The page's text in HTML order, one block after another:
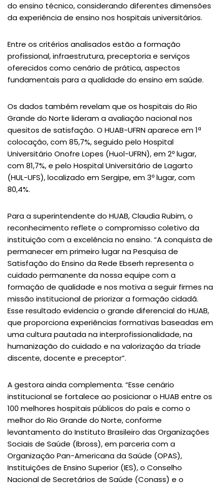
do ensino técnico, considerando diferentes dimensões
da experiência de ensino nos hospitais universitários.
Entre os critérios analisados estão a formação
profissional, infraestrutura, preceptoria e serviços
oferecidos como cenário de prática, aspectos
fundamentais para a qualidade do ensino em saúde.
Os dados também revelam que os hospitais do Rio
Grande do Norte lideram a avaliação nacional nos
quesitos de satisfação. O HUAB-UFRN aparece em 1ª
colocação, com 85,7%, seguido pelo Hospital
Universitário Onofre Lopes (Huol-UFRN), em 2º lugar,
com 81,7%, e pelo Hospital Universitário de Lagarto
(HUL-UFS), localizado em Sergipe, em 3º lugar, com
80,4%.
Para a superintendente do HUAB, Claudia Rubim, o
reconhecimento reflete o compromisso coletivo da
instituição com a excelência no ensino. “A conquista de
permanecer em primeiro lugar na Pesquisa de
Satisfação do Ensino da Rede Ebserh representa o
cuidado permanente da nossa equipe com a
formação de qualidade e nos motiva a seguir firmes na
missão institucional de priorizar a formação cidadã.
Esse resultado evidencia o grande diferencial do HUAB,
que proporciona experiências formativas baseadas em
uma cultura pautada na interprofissionalidade, na
humanização do cuidado e na valorização da tríade
discente, docente e preceptor”.
A gestora ainda complementa. “Esse cenário
institucional se fortalece ao posicionar o HUAB entre os
100 melhores hospitais públicos do país e como o
melhor do Rio Grande do Norte, conforme
levantamento do Instituto Brasileiro das Organizações
Sociais de Saúde (Ibross), em parceria com a
Organização Pan-Americana da Saúde (OPAS),
Instituições de Ensino Superior (IES), o Conselho
Nacional de Secretários de Saúde (Conass) e o